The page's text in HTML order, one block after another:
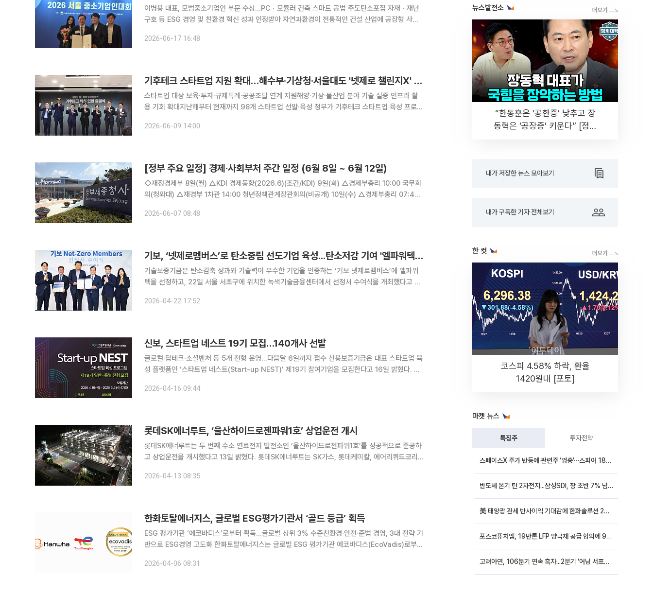
이병용 대표, 모범중소기업인 부문 수상…PCㆍ모듈러 건축 스마트 공법 주도탄소포집 자재ㆍ재난
구호 등 ESG 경영 및 친환경 혁신 성과 인정받아 자연과환경이 전통적인 건설 산업에 공장형 사전
기후변화 대응을 위한 모듈러 건축 기술과 탄소 포집·활용(CCUS)
2026-06-17 16:48
기후테크 스타트업 지원 확대…해수부·기상청·서울대도 '넷제로 챌린지X' 합류
스타트업 대상 보육·투자·규제특례·공공조달 연계 지원해양·기상·물산업 분야 기술 실증 인프라 활
용 기회 확대지난해부터 현재까지 98개 스타트업 선발·육성 정부가 기후테크 스타트업 육성 프로젝
자원공사 등이 새롭게 합류하면서 해양·기상·물산업 분야 기술 실증과
2026-06-09 14:00
[정부 주요 일정] 경제·사회부처 주간 일정 (6월 8일 ~ 6월 12일)
◇재정경제부 8일(월) △KDI 경제동향(2026.6)(조간/KDI) 9일(화) △경제부총리 10:00 국무회
의(청와대) △재경부 1차관 14:00 청년정책관계장관회의(비공개) 10일(수) △경제부총리 07:40
2026-06-07 08:48
기보, ‘넷제로멤버스’로 탄소중립 선도기업 육성...탄소저감 기여 '엘파워텍' 선정
기술보증기금은 탄소감축 성과와 기술력이 우수한 기업을 인증하는 ‘기보 넷제로멤버스’에 엘파워
텍을 선정하고, 22일 서울 서초구에 위치한 녹색기술금융센터에서 선정서 수여식을 개최했다고 밝
지원하기 위해 운영하는 한국형 탄소중립 기업 육성 프로그램이다. 기술평
2026-04-22 17:52
신보, 스타트업 네스트 19기 모집…140개사 선발
글로컬·딥테크·소셜벤처 등 5개 전형 운영…다음달 6일까지 접수 신용보증기금은 대표 스타트업 육
성 플랫폼인 ‘스타트업 네스트(Start-up NEST)’ 제19기 참여기업을 모집한다고 16일 밝혔다. 모
과 금융지원, 성장지원을 단계별로 연계해 금융·비금융 서비스를
2026-04-16 09:44
롯데SK에너루트, ‘울산하이드로젠파워1호’ 상업운전 개시
롯데SK에너루트는 두 번째 수소 연료전지 발전소인 ‘울산하이드로젠파워1호’를 성공적으로 준공하
고 상업운전을 개시했다고 13일 밝혔다. 롯데SK에너루트는 SK가스, 롯데케미칼, 에어리퀴드코리
6월 상업가동에 돌입한 울산하이드로젠파워2호에 이은 두 번째 발전소다
2026-04-13 08:35
한화토탈에너지스, 글로벌 ESG평가기관서 ‘골드 등급’ 획득
ESG 평가기관 ‘에코바디스’로부터 획득…글로벌 상위 3% 수준친환경∙안전∙준법 경영, 3대 전략 기
반으로 ESG경영 고도화 한화토탈에너지스는 글로벌 ESG 평가기관 에코바디스(EcoVadis)로부터
평가 기관으로, 전 세계 185개국 15만개 이상
2026-04-06 08:31
뉴스발전소
“한동훈은 ‘공한증’ 낮추고 장
동혁은 ‘공장증’ 키운다” [정치
내가 저장한 뉴스 모아보기
내가 구독한 기자 전체보기
한 컷
코스피 4.58% 하락, 환율
1420원대 [포토]
마켓 뉴스
특징주 투자전략
스페이스X 주가 반등에 관련주 ‘껑충’⋯스피어 18%ㆍ에이치브이엠 12%↑
반도체 온기 탄 2차전지...삼성SDI, 장 초반 7% 넘게 껑충
美 태양광 관세 반사이익 기대감에 한화솔루션 20%대·OCI홀딩스 14%대 급등
포스코퓨처엠, 19만톤 LFP 양극재 공급 합의에 9%대 강세
고려아연, 106분기 연속 흑자...2분기 '어닝 서프라이즈'에 장 초반 12%대 강세